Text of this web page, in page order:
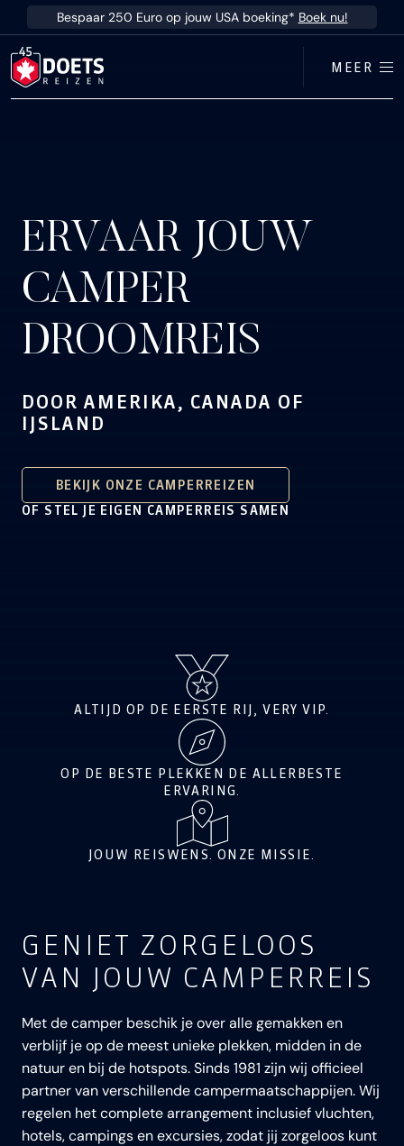
Ga direct naar inhoud
Bespaar 250 Euro op jouw USA boeking* Boek nu!
MEER
ERVAAR JOUW
CAMPER
DROOMREIS
DOOR AMERIKA, CANADA OF
IJSLAND
BEKIJK ONZE CAMPERREIZEN
OF STEL JE EIGEN CAMPERREIS SAMEN
ALTIJD OP DE EERSTE RIJ, VERY VIP.
OP DE BESTE PLEKKEN DE ALLERBESTE
ERVARING.
JOUW REISWENS. ONZE MISSIE.
GENIET ZORGELOOS
VAN JOUW CAMPERREIS
Met de camper beschik je over alle gemakken en
verblijf je op de meest unieke plekken, midden in de
natuur en bij de hotspots. Sinds 1981 zijn wij officieel
partner van verschillende campermaatschappijen. Wij
regelen het complete arrangement inclusief vluchten,
hotels, campings en excursies, zodat jij zorgeloos kunt